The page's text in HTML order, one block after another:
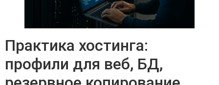
Практика хостинга:
профили для веб, БД,